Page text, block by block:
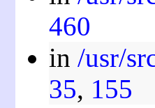
460
in /usr/
35, 155